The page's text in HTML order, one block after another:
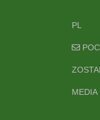
PL
MEDIA